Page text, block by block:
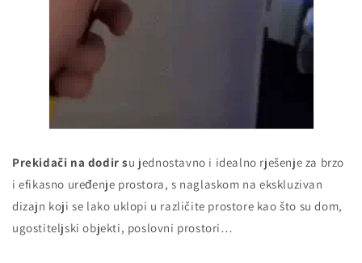
Prekidači na dodir su jednostavno i idealno rješenje za brzo
i efikasno uređenje prostora, s naglaskom na ekskluzivan
dizajn koji se lako uklopi u različite prostore kao što su dom,
ugostiteljski objekti, poslovni prostori…